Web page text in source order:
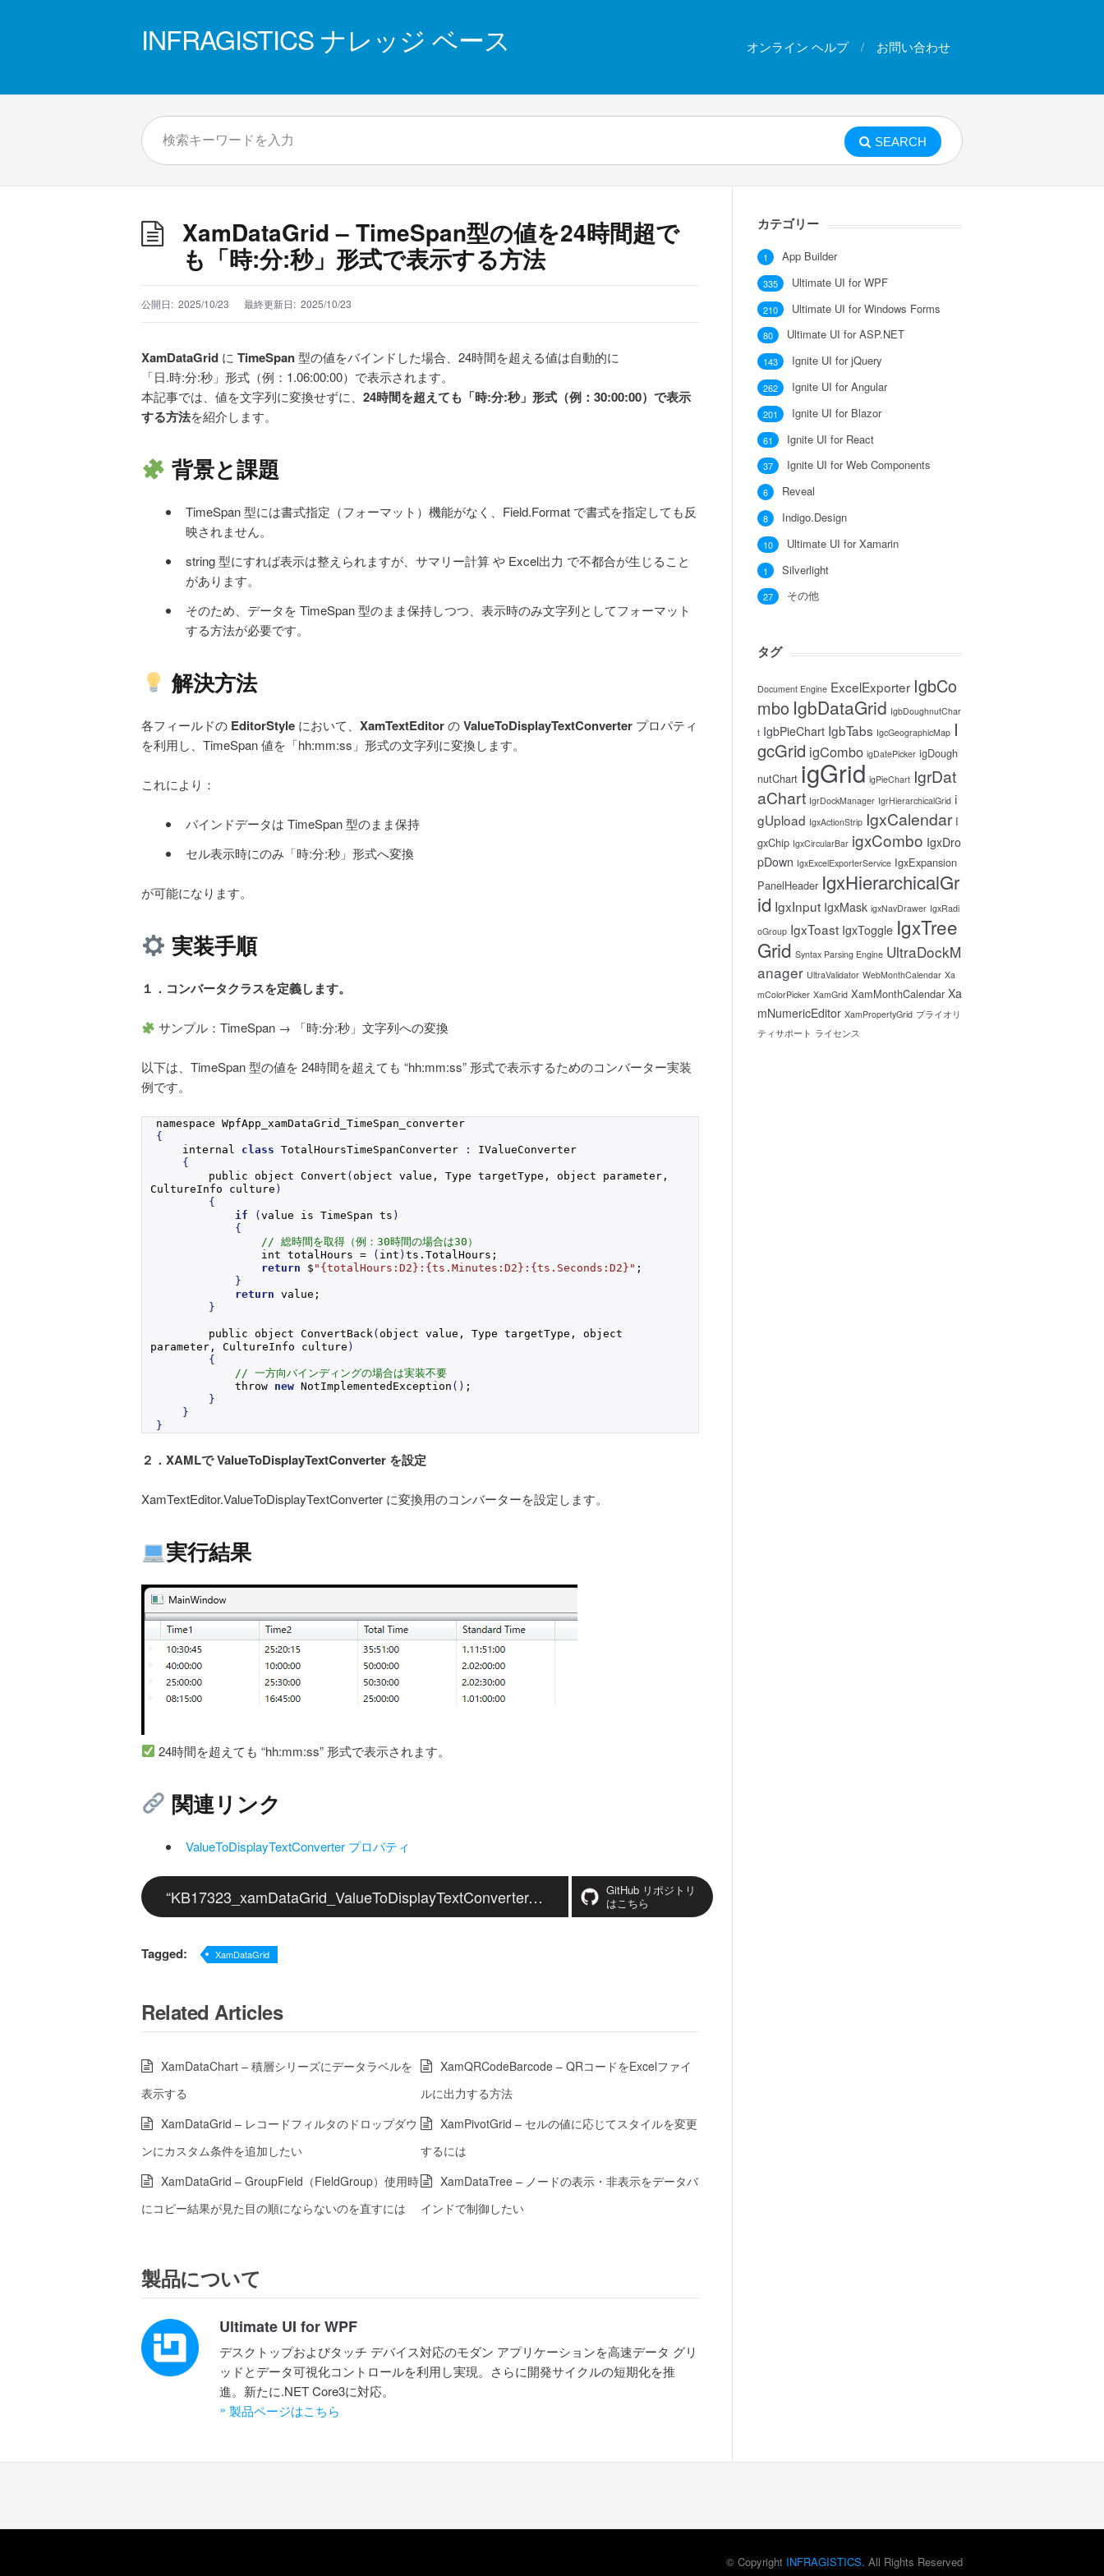
INFRAGISTICS ナレッジ ベース オンライン ヘルプ お問い合わせ
SEARCH
XamDataGrid – TimeSpan型の値を24時間超で
も「時:分:秒」形式で表示する方法
公開日: 2025/10/23 最終更新日: 2025/10/23
XamDataGrid に TimeSpan型の値をバインドした場合、24時間を超える値は自動的に
「日.時:分:秒」形式（例：1.06:00:00）で表示されます。
本記事では、値を文字列に変換せずに、 24時間を超えても「時:分:秒」形式（例：30:00:00）で表示
する方法を紹介します。
背景と課題
TimeSpan 型には書式指定（フォーマット）機能がなく、Field.Format で書式を指定しても反
映されません。
string 型にすれば表示は整えられますが、サマリー計算 や Excel出力 で不都合が生じること
があります。
そのため、データを TimeSpan 型のまま保持しつつ、表示時のみ文字列としてフォーマット
する方法が必要です。
解決方法
各フィールドの EditorStyle において、 XamTextEditorのValueToDisplayTextConverter プロパティ
を利用し、TimeSpan 値を「hh:mm:ss」形式の文字列に変換します。
これにより：
バインドデータは TimeSpan 型のまま保持
セル表示時にのみ「時:分:秒」形式へ変換
が可能になります。
実装手順
１．コンバータクラスを定義します。
サンプル：TimeSpan → 「時:分:秒」文字列への変換
以下は、TimeSpan 型の値を 24時間を超えても “hh:mm:ss” 形式で表示するためのコンバーター実装
例です。
namespace WpfApp_xamDataGrid_TimeSpan_converter
{
    internal
class TotalHoursTimeSpanConverter :
IValueConverter
{
        public object
Convert ( object value, Type targetType, object parameter,
CultureInfo culture )
{
if
( value is TimeSpan ts )
{
// 総時間を取得（例：30時間の場合は30）
                int totalHours =
( int ) ts. TotalHours ;
return $ "{totalHours:D2}:{ts.Minutes:D2}:{ts.Seconds:D2}" ;
}
return value;
}
        public object
ConvertBack( object value, Type targetType, object
parameter, CultureInfo culture )
{
// 一方向バインディングの場合は実装不要
            throw
new NotImplementedException () ;
}
}
}
２．XAMLで ValueToDisplayTextConverter を設定
XamTextEditor.ValueToDisplayTextConverter に変換用のコンバーターを設定します。
実行結果
24時間を超えても “hh:mm:ss” 形式で表示されます。
関連リンク
ValueToDisplayTextConverter プロパティ
“KB17323_xamDataGrid_ValueToDisplayTextConverter-main” ダウンロード
GitHub リポジトリ
はこちら
Tagged: XamDataGrid
Related Articles
XamDataChart – 積層シリーズにデータラベルを
表示する
XamQRCodeBarcode – QRコードをExcelファイ
ルに出力する方法
XamDataGrid – レコードフィルタのドロップダウ
ンにカスタム条件を追加したい
XamPivotGrid – セルの値に応じてスタイルを変更
するには
XamDataGrid – GroupField（FieldGroup）使用時
にコピー結果が見た目の順にならないのを直すには
XamDataTree – ノードの表示・非表示をデータバ
インドで制御したい
製品について
Ultimate UI for WPF
デスクトップおよびタッチ デバイス対応のモダン アプリケーションを高速データ グリ
ッドとデータ可視化コントロールを利用し実現。さらに開発サイクルの短期化を推
進。新たに.NET Core3に対応。
» 製品ページはこちら
カテゴリー
App Builder
1
Ultimate UI for WPF
335
Ultimate UI for Windows Forms
210
Ultimate UI for ASP.NET
80
Ignite UI for jQuery
143
Ignite UI for Angular
262
Ignite UI for Blazor
201
Ignite UI for React
61
Ignite UI for Web Components
37
Reveal
6
Indigo.Design
8
Ultimate UI for Xamarin
10
Silverlight
1
その他
27
タグ
Document Engine ExcelExporter IgbCo
mbo IgbDataGrid IgbDoughnutChar
t IgbPieChart IgbTabs IgcGeographicMap I
gcGrid igCombo igDatePicker igDough
nutChart igGrid igPieChart IgrDat
aChart IgrDockManager IgrHierarchicalGrid i
gUpload IgxActionStrip IgxCalendar I
gxChip IgxCircularBar igxCombo IgxDro
pDown IgxExcelExporterService IgxExpansion
PanelHeader IgxHierarchicalGr
id IgxInput IgxMask igxNavDrawer IgxRadi
oGroup IgxToast IgxToggle IgxTree
Grid Syntax Parsing Engine UltraDockM
anager UltraValidator WebMonthCalendar Xa
mColorPicker XamGrid XamMonthCalendar Xa
mNumericEditor XamPropertyGrid プライオリ
ティサポート ライセンス
© Copyright INFRAGISTICS. All Rights Reserved